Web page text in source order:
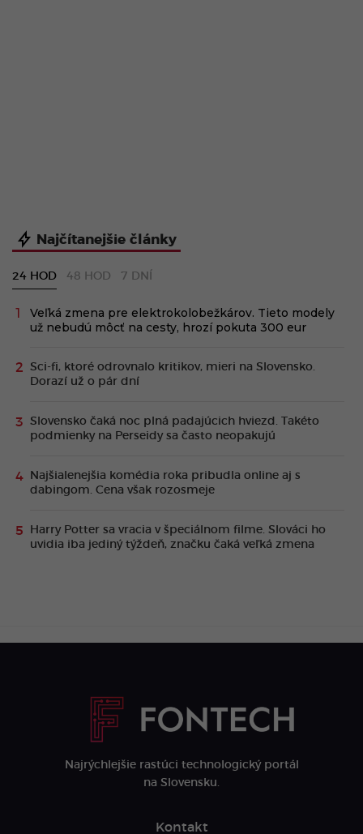
Najčítanejšie články
24 HOD 48 HOD 7 DNÍ
Veľká zmena pre elektrokolobežkárov. Tieto modely
už nebudú môcť na cesty, hrozí pokuta 300 eur
Sci-fi, ktoré odrovnalo kritikov, mieri na Slovensko.
Dorazí už o pár dní
Slovensko čaká noc plná padajúcich hviezd. Takéto
podmienky na Perseidy sa často neopakujú
Najšialenejšia komédia roka pribudla online aj s
dabingom. Cena však rozosmeje
Harry Potter sa vracia v špeciálnom filme. Slováci ho
uvidia iba jediný týždeň, značku čaká veľká zmena
Najrýchlejšie rastúci technologický portál
na Slovensku.
Kontakt